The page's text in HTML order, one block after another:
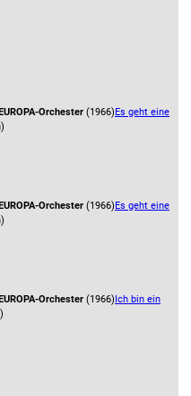
Orchester (1966) Es geht eine
Orchester (1966) Es geht eine
Orchester (1966) Ich bin ein